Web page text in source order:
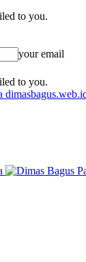
to you.
your email
to you.